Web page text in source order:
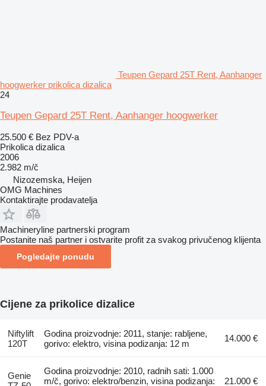
Teupen Gepard 25T Rent, Aanhanger
hoogwerker prikolica dizalica
24
Teupen Gepard 25T Rent, Aanhanger hoogwerker
25.500 € Bez PDV-a
Prikolica dizalica
2006
2.982 m/č
Nizozemska, Heijen
OMG Machines
Kontaktirajte prodavatelja
Machineryline partnerski program
Postanite naš partner i ostvarite profit za svakog privučenog klijenta
Pogledajte ponudu
Cijene za prikolice dizalice
Niftylift
120T
Godina proizvodnje: 2011, stanje: rabljene,
gorivo: elektro, visina podizanja: 12 m
14.000 €
Genie
Godina proizvodnje: 2010, radnih sati: 1.000
m/č, gorivo: elektro/benzin, visina podizanja:
21.000 €